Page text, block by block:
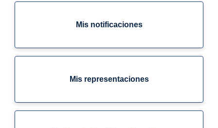
Mis notificaciones
Mis representaciones